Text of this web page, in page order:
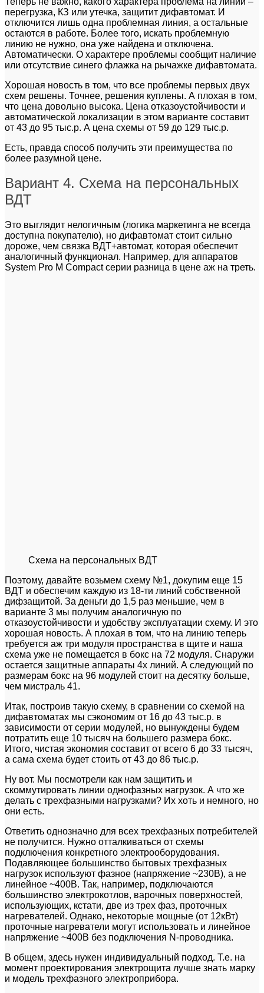
перегрузка, КЗ или утечка, защитит дифавтомат. И
отключится лишь одна проблемная линия, а остальные
остаются в работе. Более того, искать проблемную
линию не нужно, она уже найдена и отключена.
Автоматически. О характере проблемы сообщит наличие
или отсутствие синего флажка на рычажке дифавтомата.
Хорошая новость в том, что все проблемы первых двух
схем решены. Точнее, решения куплены. А плохая в том,
что цена довольно высока. Цена отказоустойчивости и
автоматической локализации в этом варианте составит
от 43 до 95 тыс.р. А цена схемы от 59 до 129 тыс.р.
Есть, правда способ получить эти преимущества по
более разумной цене.
Вариант 4. Схема на персональных
ВДТ
Это выглядит нелогичным (логика маркетинга не всегда
доступна покупателю), но дифавтомат стоит сильно
дороже, чем связка ВДТ+автомат, которая обеспечит
аналогичный функционал. Например, для аппаратов
System Pro M Compact серии разница в цене аж на треть.
Схема на персональных ВДТ
Поэтому, давайте возьмем схему №1, докупим еще 15
ВДТ и обеспечим каждую из 18-ти линий собственной
дифзащитой. За деньги до 1,5 раз меньшие, чем в
варианте 3 мы получим аналогичную по
отказоустойчивости и удобству эксплуатации схему. И это
хорошая новость. А плохая в том, что на линию теперь
требуется аж три модуля пространства в щите и наша
схема уже не помещается в бокс на 72 модуля. Снаружи
остается защитные аппараты 4х линий. А следующий по
размерам бокс на 96 модулей стоит на десятку больше,
чем мистраль 41.
Итак, построив такую схему, в сравнении со схемой на
дифавтоматах мы сэкономим от 16 до 43 тыс.р. в
зависимости от серии модулей, но вынуждены будем
потратить еще 10 тысяч на большего размера бокс.
Итого, чистая экономия составит от всего 6 до 33 тысяч,
а сама схема будет стоить от 43 до 86 тыс.р.
Ну вот. Мы посмотрели как нам защитить и
скоммутировать линии однофазных нагрузок. А что же
делать с трехфазными нагрузками? Их хоть и немного, но
они есть.
Ответить однозначно для всех трехфазных потребителей
не получится. Нужно отталкиваться от схемы
подключения конкретного электрооборудования.
Подавляющее большинство бытовых трехфазных
нагрузок используют фазное (напряжение ~230В), а не
линейное ~400В. Так, например, подключаются
большинство электрокотлов, варочных поверхностей,
использующих, кстати, две из трех фаз, проточных
нагревателей. Однако, некоторые мощные (от 12кВт)
проточные нагреватели могут использовать и линейное
напряжение ~400В без подключения N-проводника.
В общем, здесь нужен индивидуальный подход. Т.е. на
момент проектирования электрощита лучше знать марку
и модель трехфазного электроприбора.